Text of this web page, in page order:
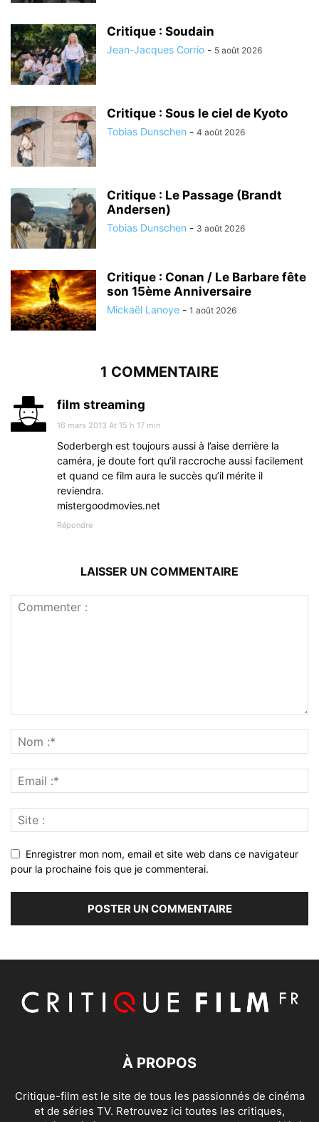
Critique : Soudain
Jean-Jacques Corrio - 5 août 2026
Critique : Sous le ciel de Kyoto
Tobias Dunschen - 4 août 2026
Critique : Le Passage (Brandt
Andersen)
Tobias Dunschen - 3 août 2026
Critique : Conan / Le Barbare fête
son 15ème Anniversaire
Mickaël Lanoye - 1 août 2026
1 COMMENTAIRE
film streaming
16 mars 2013 At 15 h 17 min
Soderbergh est toujours aussi à l’aise derrière la
caméra, je doute fort qu’il raccroche aussi facilement
et quand ce film aura le succès qu’il mérite il
reviendra.
mistergoodmovies.net
Répondre
LAISSER UN COMMENTAIRE
Enregistrer mon nom, email et site web dans ce navigateur
pour la prochaine fois que je commenterai.
À PROPOS
Critique-film est le site de tous les passionnés de cinéma
et de séries TV. Retrouvez ici toutes les critiques,